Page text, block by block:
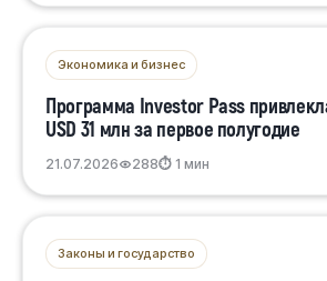
Экономика и бизнес
Программа Investor Pass
USD 31 млн за первое полугодие
21.07.2026 288⏱ 1 мин
Законы и государство